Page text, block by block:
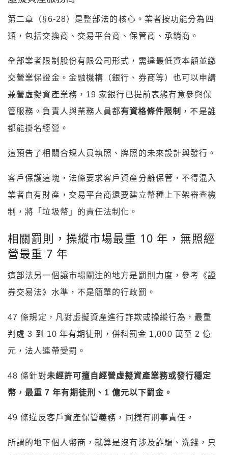
全部業者限制股份有限公司形式，需達最低資本額並繳
交營業保證金。金融機構（銀行、券商等）也可以申請
管服務。負責人與業務人員都有資格條件限制，不是誰
都能掛名經營。
這預告了相關合規人員執照、牌照的未來設計與發行。
客戶保護這塊，法條要求客戶資產分離保管，不得混入
業者自有財產，交易平台商還要建立幣種上下架審查機
相關罰則，操縱市場最重 10 年，無照經
營最重 7 年
券交易法》水準，不是簡單的行政罰。
47 條規定，凡對虛擬資產進行詐欺或操縱行為，最重
判處 3 到 10 年有期徒刑，併科罰金 1,000 萬至 2 億
48 條針對 未經許可擅自經營虛擬資產業務或發行穩定
幣，最重 7 年有期徒刑、1 億元以下罰金。
49 條違反客戶資產保管義務，同樣有刑事責任。
所謂的地下個人幣商，就算是沒有涉及詐騙、洗錢，只
要招攬客戶和實際與客戶產生交易或服務，都可能涉及